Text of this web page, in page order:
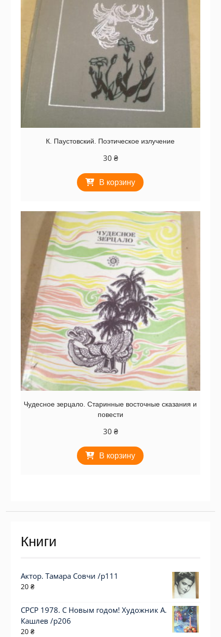
К. Паустовский. Поэтическое излучение
30 ₴
В корзину
Чудесное зерцало. Старинные восточные сказания и
повести
30 ₴
В корзину
Книги
Актор. Тамара Совчи /p111
20 ₴
СРСР 1978. С Новым годом! Художник А.
Кашлев /р206
20 ₴